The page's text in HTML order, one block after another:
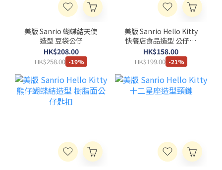
美版 Sanrio 蝴蝶結天使
造型 豆袋公仔
HK$208.00
HK$258.00 -19%
美版 Sanrio Hello Kitty
快餐店食品造型 公仔造
型
HK$158.00
HK$199.00 -21%